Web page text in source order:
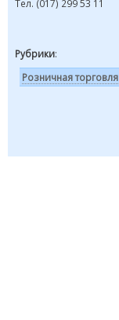
Тел. (017) 299 53 11
Рубрики:
Розничная торговля